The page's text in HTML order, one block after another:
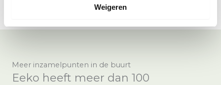
Weigeren
Meer inzamelpunten in de buurt
Eeko heeft meer dan 100